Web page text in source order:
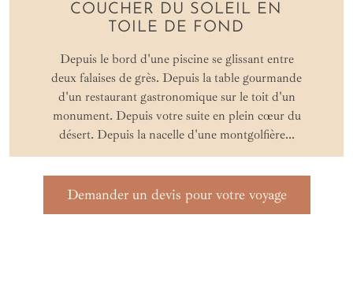
COUCHER DU SOLEIL EN
TOILE DE FOND
Depuis le bord d'une piscine se glissant entre
deux falaises de grès. Depuis la table gourmande
d'un restaurant gastronomique sur le toit d'un
monument. Depuis votre suite en plein cœur du
désert. Depuis la nacelle d'une montgolfière...
Demander un devis pour votre voyage